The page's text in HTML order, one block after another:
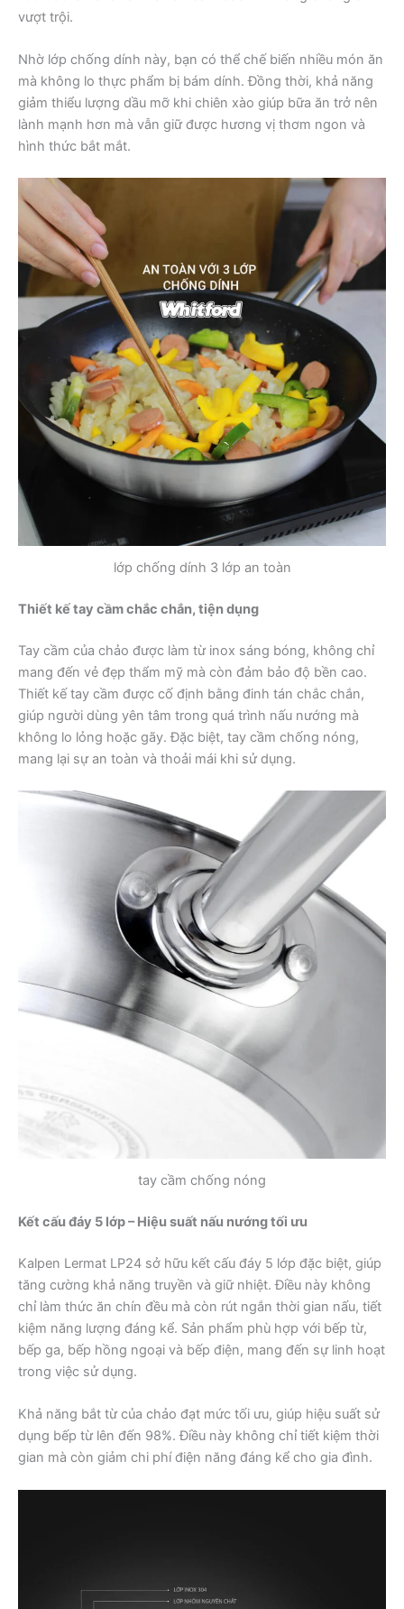
vượt trội.
Nhờ lớp chống dính này, bạn có thể chế biến nhiều món ăn
mà không lo thực phẩm bị bám dính. Đồng thời, khả năng
giảm thiểu lượng dầu mỡ khi chiên xào giúp bữa ăn trở nên
lành mạnh hơn mà vẫn giữ được hương vị thơm ngon và
hình thức bắt mắt.
lớp chống dính 3 lớp an toàn
Thiết kế tay cầm chắc chắn, tiện dụng
Tay cầm của chảo được làm từ inox sáng bóng, không chỉ
mang đến vẻ đẹp thẩm mỹ mà còn đảm bảo độ bền cao.
Thiết kế tay cầm được cố định bằng đinh tán chắc chắn,
giúp người dùng yên tâm trong quá trình nấu nướng mà
không lo lỏng hoặc gãy. Đặc biệt, tay cầm chống nóng,
mang lại sự an toàn và thoải mái khi sử dụng.
tay cầm chống nóng
Kết cấu đáy 5 lớp – Hiệu suất nấu nướng tối ưu
Kalpen Lermat LP24 sở hữu kết cấu đáy 5 lớp đặc biệt, giúp
tăng cường khả năng truyền và giữ nhiệt. Điều này không
chỉ làm thức ăn chín đều mà còn rút ngắn thời gian nấu, tiết
kiệm năng lượng đáng kể. Sản phẩm phù hợp với bếp từ,
bếp ga, bếp hồng ngoại và bếp điện, mang đến sự linh hoạt
trong việc sử dụng.
Khả năng bắt từ của chảo đạt mức tối ưu, giúp hiệu suất sử
dụng bếp từ lên đến 98%. Điều này không chỉ tiết kiệm thời
gian mà còn giảm chi phí điện năng đáng kể cho gia đình.